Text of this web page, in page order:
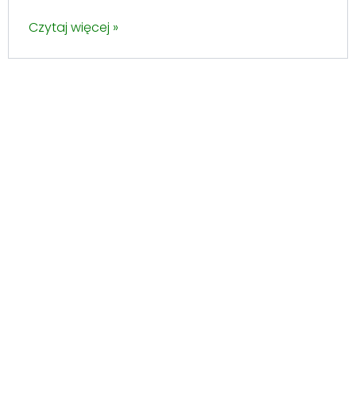
Czytaj więcej »